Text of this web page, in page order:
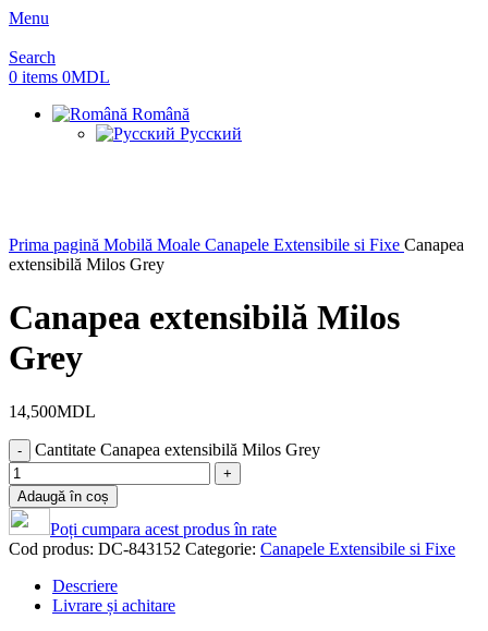
Menu
Search
0 items 0MDL
Română
Русский
Prima pagină Mobilă Moale Canapele Extensibile si Fixe Canapea
extensibilă Milos Grey
Canapea extensibilă Milos
Grey
14,500MDL
Cantitate Canapea extensibilă Milos Grey
Adaugă în coș
Poți cumpara acest produs în rate
Cod produs: DC-843152 Categorie: Canapele Extensibile si Fixe
Descriere
Livrare și achitare